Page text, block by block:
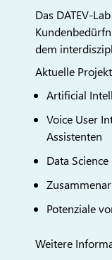
Das DATEV-
dem
Aktuelle
Artificial
Voice User
Assistenten
Data
Potenziale
Weitere